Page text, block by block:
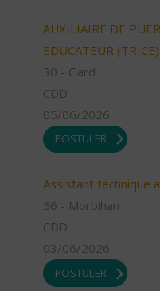
AUXILIAIRE DE
EDUCATEUR
30 - Gard
CDD
05/06/2026
POSTULER
Assistant technique
56 - Morbihan
CDD
03/06/2026
POSTULER